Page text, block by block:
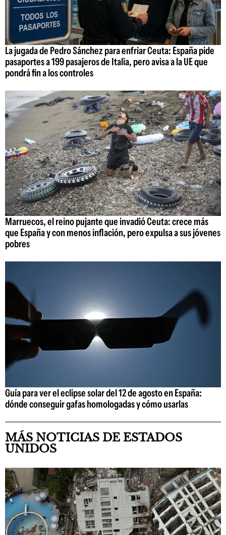
La jugada de Pedro Sánchez para enfriar Ceuta: España pide
pasaportes a 199 pasajeros de Italia, pero avisa a la UE que
pondrá fin a los controles
Marruecos, el reino pujante que invadió Ceuta: crece más
que España y con menos inflación, pero expulsa a sus jóvenes
pobres
Guía para ver el eclipse solar del 12 de agosto en España:
dónde conseguir gafas homologadas y cómo usarlas
MÁS NOTICIAS DE ESTADOS
UNIDOS